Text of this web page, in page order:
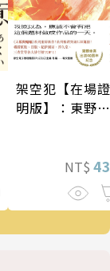
架空犯【在場證
明版】：東野圭
蝠》系列重磅新
NT$